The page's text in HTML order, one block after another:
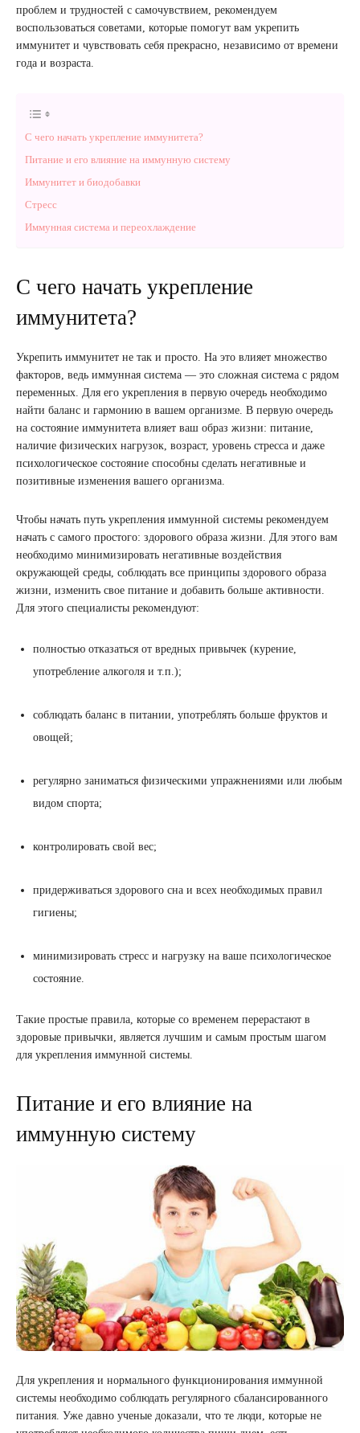
проблем и трудностей с самочувствием, рекомендуем
воспользоваться советами, которые помогут вам укрепить
иммунитет и чувствовать себя прекрасно, независимо от времени
года и возраста.
С чего начать укрепление иммунитета?
Питание и его влияние на иммунную систему
Иммунитет и биодобавки
Стресс
Иммунная система и переохлаждение
С чего начать укрепление
иммунитета?
Укрепить иммунитет не так и просто. На это влияет множество
факторов, ведь иммунная система — это сложная система с рядом
переменных. Для его укрепления в первую очередь необходимо
найти баланс и гармонию в вашем организме. В первую очередь
на состояние иммунитета влияет ваш образ жизни: питание,
наличие физических нагрузок, возраст, уровень стресса и даже
психологическое состояние способны сделать негативные и
позитивные изменения вашего организма.
Чтобы начать путь укрепления иммунной системы рекомендуем
начать с самого простого: здорового образа жизни. Для этого вам
необходимо минимизировать негативные воздействия
окружающей среды, соблюдать все принципы здорового образа
жизни, изменить свое питание и добавить больше активности.
Для этого специалисты рекомендуют:
полностью отказаться от вредных привычек (курение,
употребление алкоголя и т.п.);
соблюдать баланс в питании, употреблять больше фруктов и
овощей;
регулярно заниматься физическими упражнениями или любым
видом спорта;
контролировать свой вес;
придерживаться здорового сна и всех необходимых правил
гигиены;
минимизировать стресс и нагрузку на ваше психологическое
состояние.
Такие простые правила, которые со временем перерастают в
здоровые привычки, является лучшим и самым простым шагом
для укрепления иммунной системы.
Питание и его влияние на
иммунную систему
Для укрепления и нормального функционирования иммунной
системы необходимо соблюдать регулярного сбалансированного
питания. Уже давно ученые доказали, что те люди, которые не